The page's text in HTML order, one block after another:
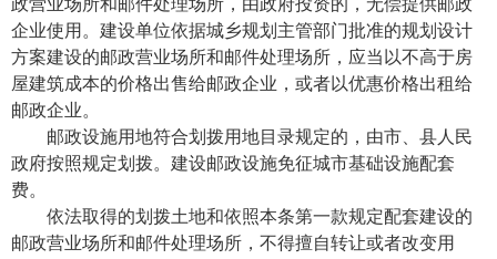
政营业场所和邮件处理场所，由政府投资的，无偿提供邮政
企业使用。建设单位依据城乡规划主管部门批准的规划设计
方案建设的邮政营业场所和邮件处理场所，应当以不高于房
屋建筑成本的价格出售给邮政企业，或者以优惠价格出租给
邮政企业。
邮政设施用地符合划拨用地目录规定的，由市、县人民
政府按照规定划拨。建设邮政设施免征城市基础设施配套
费。
依法取得的划拨土地和依照本条第一款规定配套建设的
邮政营业场所和邮件处理场所，不得擅自转让或者改变用